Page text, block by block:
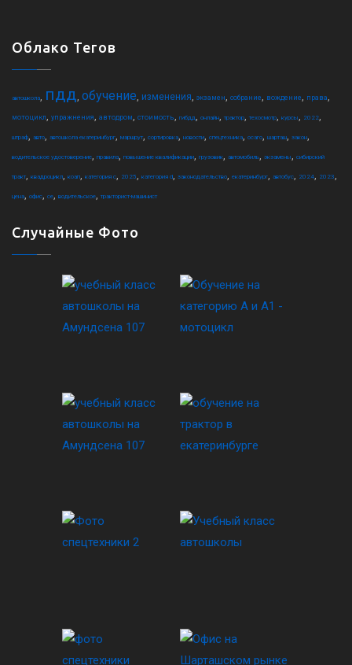
Облако Тегов
автошкола, пдд, обучение, изменения, экзамен, собрание, вождение, права,
мотоцикл, упражнения, автодром, стоимость, гибдд, онлайн, трактор, техосмотр, курсы, 2022,
штраф, авто, автошкола екатеринбург, маршрут, сортировка, новости, спецтехника, осаго, шарташ, закон,
водительское удостоверение, правила, повышение квалификации, грузовик, автомобиль, экзамены, сибирский
тракт, квадроцикл, коап, категория c, 2025, категория d, законодательство, екатеринбург, автобус, 2024, 2023,
цена, офис, ce, водительское, тракторист-машинист
Случайные Фото